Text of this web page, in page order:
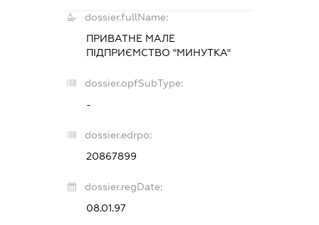
dossier.fullName:
ПРИВАТНЕ МАЛЕ
ПІДПРИЄМСТВО "МИНУТКА"
dossier.opfSubType:
-
dossier.edrpo:
20867899
dossier.regDate:
08.01.97